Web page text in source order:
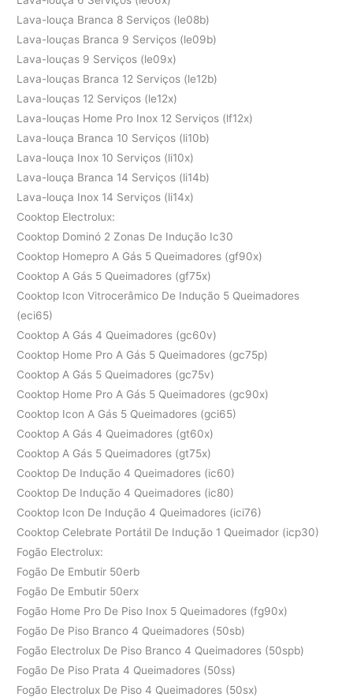
Lava-louça Branca 8 Serviços (le08b)
Lava-louças Branca 9 Serviços (le09b)
Lava-louças 9 Serviços (le09x)
Lava-louças Branca 12 Serviços (le12b)
Lava-louças 12 Serviços (le12x)
Lava-louças Home Pro Inox 12 Serviços (lf12x)
Lava-louça Branca 10 Serviços (li10b)
Lava-louça Inox 10 Serviços (li10x)
Lava-louça Branca 14 Serviços (li14b)
Lava-louça Inox 14 Serviços (li14x)
Cooktop Electrolux:
Cooktop Dominó 2 Zonas De Indução Ic30
Cooktop Homepro A Gás 5 Queimadores (gf90x)
Cooktop A Gás 5 Queimadores (gf75x)
Cooktop Icon Vitrocerâmico De Indução 5 Queimadores
(eci65)
Cooktop A Gás 4 Queimadores (gc60v)
Cooktop Home Pro A Gás 5 Queimadores (gc75p)
Cooktop A Gás 5 Queimadores (gc75v)
Cooktop Home Pro A Gás 5 Queimadores (gc90x)
Cooktop Icon A Gás 5 Queimadores (gci65)
Cooktop A Gás 4 Queimadores (gt60x)
Cooktop A Gás 5 Queimadores (gt75x)
Cooktop De Indução 4 Queimadores (ic60)
Cooktop De Indução 4 Queimadores (ic80)
Cooktop Icon De Indução 4 Queimadores (ici76)
Cooktop Celebrate Portátil De Indução 1 Queimador (icp30)
Fogão Electrolux:
Fogão De Embutir 50erb
Fogão De Embutir 50erx
Fogão Home Pro De Piso Inox 5 Queimadores (fg90x)
Fogão De Piso Branco 4 Queimadores (50sb)
Fogão Electrolux De Piso Branco 4 Queimadores (50spb)
Fogão De Piso Prata 4 Queimadores (50ss)
Fogão Electrolux De Piso 4 Queimadores (50sx)